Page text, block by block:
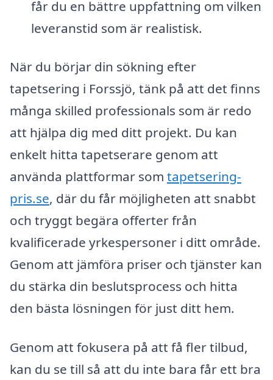
får du en bättre uppfattning om vilken
leveranstid som är realistisk.
När du börjar din sökning efter
tapetsering i Forssjö, tänk på att det finns
många skilled professionals som är redo
att hjälpa dig med ditt projekt. Du kan
enkelt hitta tapetserare genom att
använda plattformar som tapetsering-
pris.se, där du får möjligheten att snabbt
och tryggt begära offerter från
kvalificerade yrkespersoner i ditt område.
Genom att jämföra priser och tjänster kan
du stärka din beslutsprocess och hitta
den bästa lösningen för just ditt hem.
Genom att fokusera på att få fler tilbud,
kan du se till så att du inte bara får ett bra